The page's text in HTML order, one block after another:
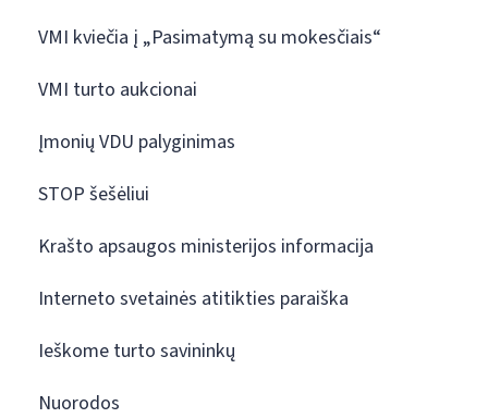
VMI kviečia į „Pasimatymą su mokesčiais“
VMI turto aukcionai
Įmonių VDU palyginimas
STOP šešėliui
Krašto apsaugos ministerijos informacija
Interneto svetainės atitikties paraiška
Ieškome turto savininkų
Nuorodos